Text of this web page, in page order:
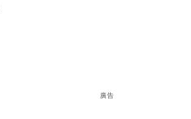
廣告